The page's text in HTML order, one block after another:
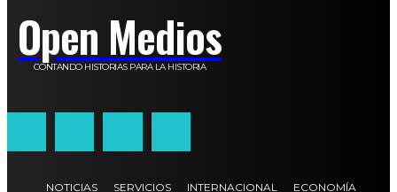
Open Medios
CONTANDO HISTORIAS PARA LA HISTORIA
NOTICIAS SERVICIOS INTERNACIONAL ECONOMÍA